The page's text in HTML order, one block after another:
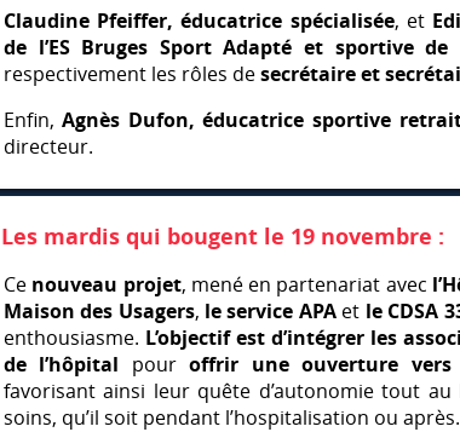
Claudine Pfeiffer, éducatrice spécialisée, et
de l’ES Bruges Sport Adapté et sportive de
respectivement les rôles desecrétaire et
Enfin,Agnès Dufon, éducatrice sportive
directeur.
Les mardis qui bougent le 19 novembre :
Ce nouveau projet, mené en partenariat avec
Maison des Usagers, le service APAet le CDSA
enthousiasme. L’objectif est d’intégrer les
de l’hôpital pouroffrir une ouverture vers
favorisant ainsi leur quête d’autonomie tout
soins, qu’il soit pendant l’hospitalisation ou après.